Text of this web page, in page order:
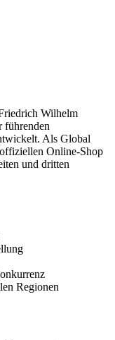
Wilhelm
führenden
Als Global
Online-Shop
und dritten
Regionen